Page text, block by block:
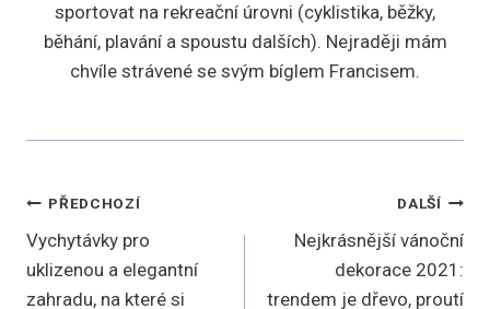
sportovat na rekreační úrovni (cyklistika, běžky,
běhání, plavání a spoustu dalších). Nejraději mám
chvíle strávené se svým bíglem Francisem.
Navigace
pro
PŘEDCHOZÍ
Vychytávky pro
uklizenou a elegantní
zahradu, na které si
DALŠÍ
Nejkrásnější vánoční
dekorace 2021:
trendem je dřevo, proutí